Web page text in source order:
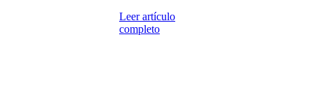
Leer artículo
completo